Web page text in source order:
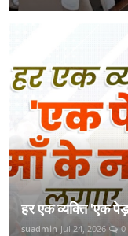
हर एक व्यक्ति 'एक
suadmin Jul 24, 2026 0